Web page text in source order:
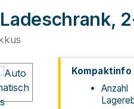
Kompaktinfo
Anzahl